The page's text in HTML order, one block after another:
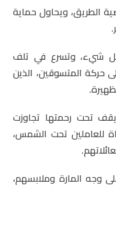
الطريق، ويحاول حماية
شيء، وتسرع في تلف
حركة المتسوقين، الذين
يقف تحت رحمتها تجاوزت
للعاملين تحت الشمس،
وجه المارة وملابسهم،